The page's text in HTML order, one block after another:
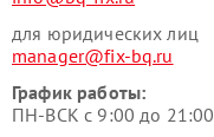
для юридических лиц
manager@fix-bq.ru
График работы:
ПН-ВСК с 9:00 до